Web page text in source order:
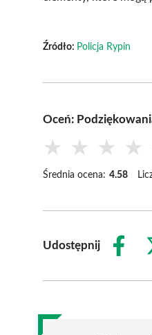
Źródło: Policja Rypin
Oceń:
★ ★ ★ ★
Średnia ocena: 4.58
Udostępnij
Share